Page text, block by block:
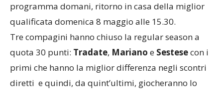
programma domani, ritorno in casa della miglior
qualificata domenica 8 maggio alle 15.30.
Tre compagini hanno chiuso la regular season a
quota 30 punti: Tradate, Mariano e Sestesecon i
primi che hanno la miglior differenza negli scontri
diretti e quindi, da quint’ultimi, giocheranno lo